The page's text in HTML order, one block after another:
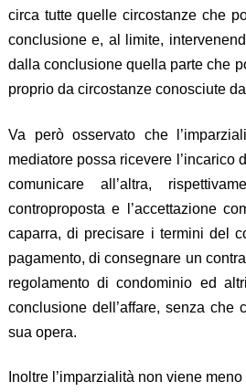
circa tutte quelle circostanze che
conclusione e, al limite,
dalla conclusione quella parte che
proprio da circostanze conosciute
Va però osservato che
mediatore possa ricevere l’incarico
comunicare all’altra,
controproposta e l’accettazione
caparra, di precisare i termini del
pagamento, di consegnare un
regolamento di condominio ed
conclusione dell’affare, senza che
sua opera.
Inoltre l’imparzialità non viene